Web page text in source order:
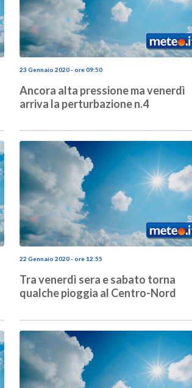
23 Gennaio 2020 - ore 09:50
Ancora alta pressione ma venerdì
arriva la perturbazione n.4
22 Gennaio 2020 - ore 12:55
Tra venerdì sera e sabato torna
qualche pioggia al Centro-Nord